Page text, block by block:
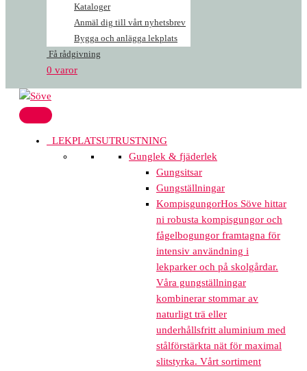
Kataloger
Anmäl dig till vårt nyhetsbrev
Bygga och anlägga lekplats
Få rådgivning
0 varor
LEKPLATSUTRUSTNING
Gunglek & fjäderlek
Gungsitsar
Gungställningar
KompisgungorHos Söve hittar
ni robusta kompisgungor och
fågelbogungor framtagna för
intensiv användning i
lekparker och på skolgårdar.
Våra gungställningar
kombinerar stommar av
naturligt trä eller
underhållsfritt aluminium med
stålförstärkta nät för maximal
slitstyrka. Vårt sortiment